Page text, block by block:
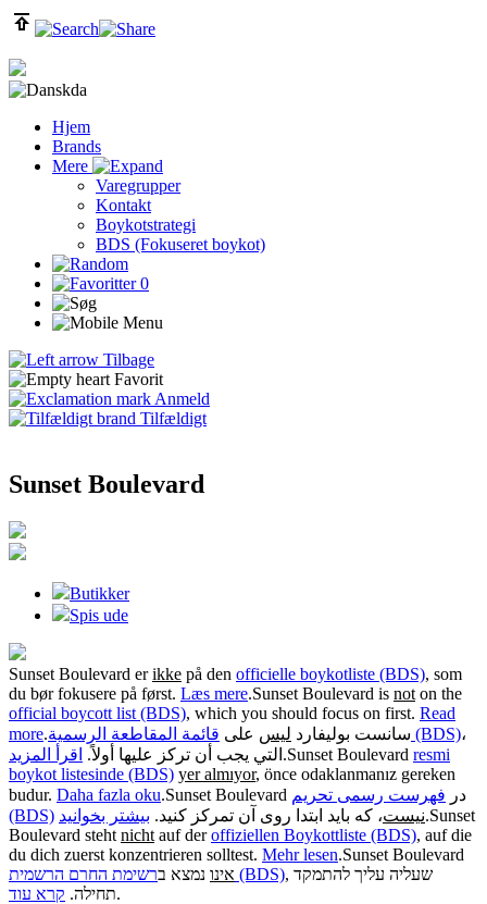
da
Hjem
Brands
Mere
Varegrupper
Kontakt
Boykotstrategi
BDS (Fokuseret boykot)
0
Tilbage
Favorit
Anmeld
Tilfældigt
Sunset Boulevard
Butikker
Spis ude
Sunset Boulevard erikke på den officielle boykotliste (BDS), som
du bør fokusere på først. Læs mere.Sunset Boulevard is not on the
official boycott list (BDS), which you should focus on first. Read
more. سانست بوليفارد ليس على قائمة المقاطعة الرسمية (BDS)،
التي يجب أن تركز عليها أولاً. اقرأ المزيد .Sunset Boulevard resmi
boykot listesinde (BDS) yer almıyor, önce odaklanmanız gereken
budur. Daha fazla oku. Sunset Boulevard در فهرست رسمی تحریم
(BDS)
نیست، که باید ابتدا روی آن تمرکز کنید. بیشتر بخوانید .Sunset
Boulevard steht nicht auf deroffiziellen Boykottliste (BDS), auf die
du dich zuerst konzentrieren solltest. Mehr lesen.Sunset Boulevard
אינו נמצא ב רשימת החרם הרשמית (BDS), שעליה עליך להתמקד
תחילה. קרא עוד .